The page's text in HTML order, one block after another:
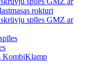
rokturi
spīles GMZ ar
KombiKlamp